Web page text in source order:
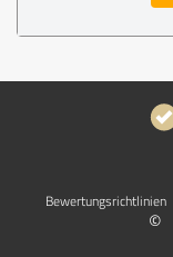
Bewertungs­richtlinien
©